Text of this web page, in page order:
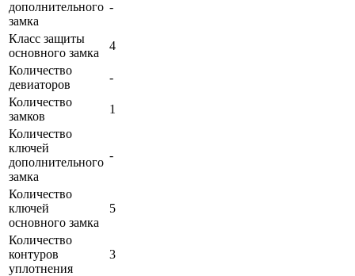
дополнительного
замка
-
Класс защиты
основного замка
4
Количество
девиаторов
-
Количество
замков
1
Количество
ключей
дополнительного
замка
-
Количество
ключей
основного замка
5
Количество
контуров
уплотнения
3